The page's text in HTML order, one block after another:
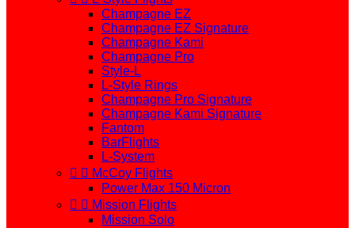
Champagne EZ
Champagne EZ Signature
Champagne Kami
Champagne Pro
Style-L
L-Style Rings
Champagne Pro Signature
Champagne Kami Signature
Fantom
BarFlights
L-System
  McCoy Flights
Power Max 150 Micron
  Mission Flights
Mission Solo